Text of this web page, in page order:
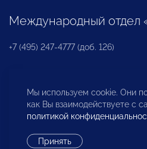
Международный
+7 (495) 247-4777 (доб. 126)
Бюро по защите прав
инвесторов
Мы используем cookie. Они
как Вы взаимодействуете с
политикой
Принять